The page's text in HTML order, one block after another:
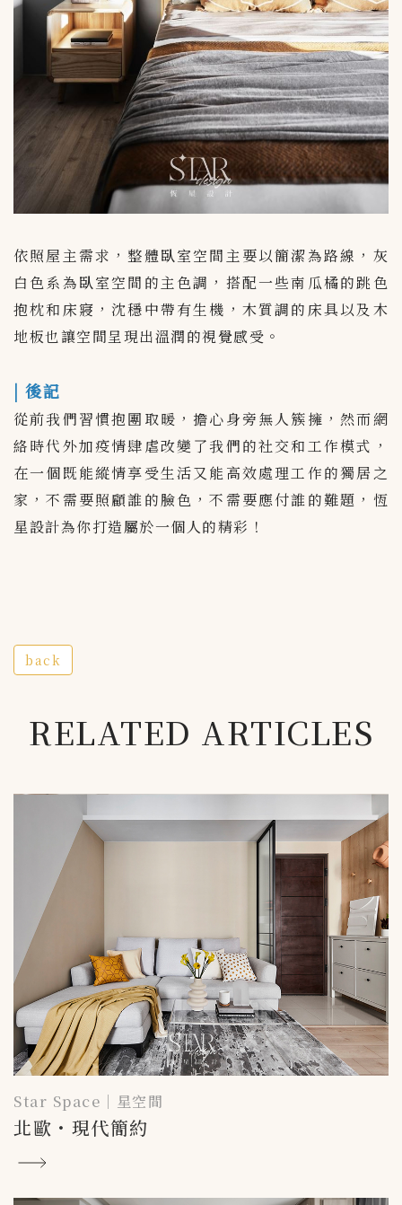
依照屋主需求，整體臥室空間主要以簡潔為路線，灰
白色系為臥室空間的主色調，搭配一些南瓜橘的跳色
抱枕和床寢，沈穩中帶有生機，木質調的床具以及木
地板也讓空間呈現出溫潤的視覺感受。
| 後記
從前我們習慣抱團取暖，擔心身旁無人簇擁，然而網
絡時代外加疫情肆虐改變了我們的社交和工作模式，
在一個既能縱情享受生活又能高效處理工作的獨居之
家，不需要照顧誰的臉色，不需要應付誰的難題，恆
星設計為你打造屬於一個人的精彩！
back
RELATED ARTICLES
Star Space｜星空間
北歐・現代簡約